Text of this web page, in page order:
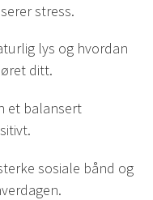
stress.
lys og hvordan
ditt.
et balansert
sosiale bånd og